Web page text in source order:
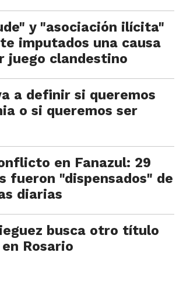
y "asociación ilícita"
imputados una causa
juego clandestino
a definir si queremos
o si queremos ser
en Fanazul: 29
fueron "dispensados" de
diarias
busca otro título
Rosario